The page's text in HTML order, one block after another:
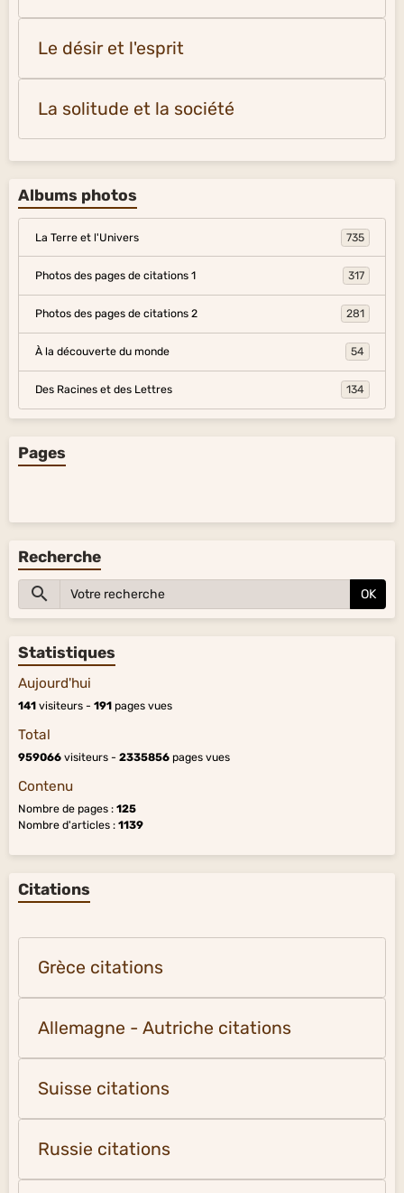
Le désir et l'esprit
La solitude et la société
Albums photos
La Terre et l'Univers 735
Photos des pages de citations 1 317
Photos des pages de citations 2 281
À la découverte du monde 54
Des Racines et des Lettres 134
Pages
Recherche
OK
Statistiques
Aujourd'hui
141 visiteurs - 191 pages vues
Total
959066 visiteurs - 2335856 pages vues
Contenu
Nombre de pages : 125
Nombre d'articles : 1139
Citations
Grèce citations
Allemagne - Autriche citations
Suisse citations
Russie citations